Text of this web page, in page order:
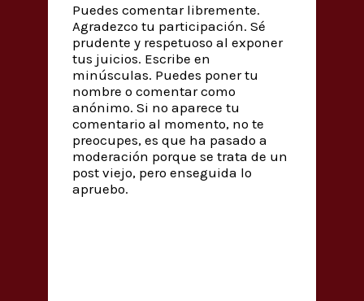
Puedes comentar libremente.
Agradezco tu participación. Sé
prudente y respetuoso al exponer
tus juicios. Escribe en
minúsculas. Puedes poner tu
nombre o comentar como
anónimo. Si no aparece tu
comentario al momento, no te
preocupes, es que ha pasado a
moderación porque se trata de un
post viejo, pero enseguida lo
apruebo.